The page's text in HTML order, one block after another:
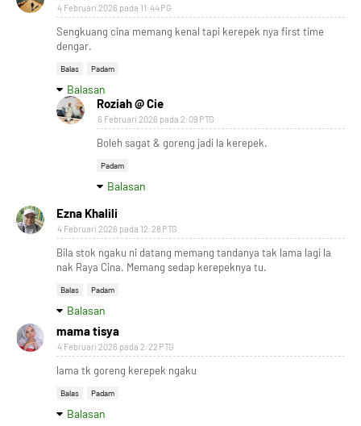
4 Februari 2026 pada 11:44 PG
Sengkuang cina memang kenal tapi kerepek nya first time
dengar.
Balas Padam
Balasan
Roziah @ Cie
6 Februari 2026 pada 2:09 PTG
Boleh sagat & goreng jadi la kerepek.
Padam
Balasan
Ezna Khalili
4 Februari 2026 pada 12:28 PTG
Bila stok ngaku ni datang memang tandanya tak lama lagi la
nak Raya Cina. Memang sedap kerepeknya tu.
Balas Padam
Balasan
mama tisya
4 Februari 2026 pada 2:22 PTG
lama tk goreng kerepek ngaku
Balas Padam
Balasan